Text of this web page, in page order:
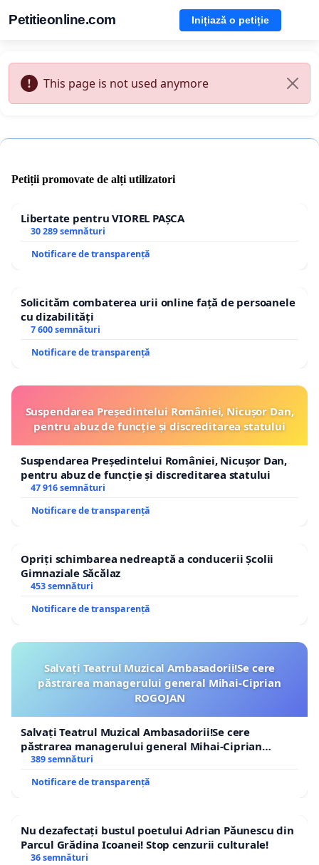
Petitieonline.com Inițiază o petiție
This page is not used anymore
Petiții promovate de alți utilizatori
Libertate pentru VIOREL PAȘCA
30 289 semnături
Notificare de transparență
Solicităm combaterea urii online față de persoanele
cu dizabilități
7 600 semnături
Notificare de transparență
Suspendarea Președintelui României, Nicușor Dan,
pentru abuz de funcție și discreditarea statului
Suspendarea Președintelui României, Nicușor Dan,
pentru abuz de funcție și discreditarea statului
47 916 semnături
Notificare de transparență
Opriți schimbarea nedreaptă a conducerii Școlii
Gimnaziale Săcălaz
453 semnături
Notificare de transparență
Salvați Teatrul Muzical Ambasadorii!Se cere
păstrarea managerului general Mihai-Ciprian
ROGOJAN
Salvați Teatrul Muzical Ambasadorii!Se cere
păstrarea managerului general Mihai-Ciprian
ROGOJAN
389 semnături
Notificare de transparență
Nu dezafectați bustul poetului Adrian Păunescu din
Parcul Grădina Icoanei! Stop cenzurii culturale!
36 semnături